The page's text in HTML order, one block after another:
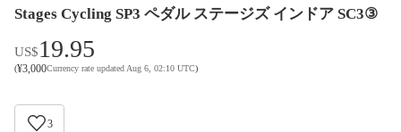
Stages Cycling SP3 ペダル ステージズ インドア SC3③
US$19.95
(¥3,000Currency rate updated Aug 6, 02:10 UTC)
3